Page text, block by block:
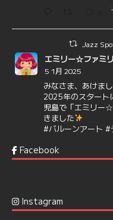
Jazz
エミリー☆ファミ
5 1月 2025
みなさま、あけま
2025年のスタート
児島で「エミリー
きました
#バルーンアート #
6 7
@delightful_gang
Facebook
Instagram